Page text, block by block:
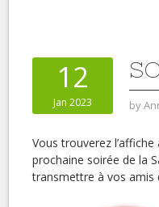
12
Jan 2023 by
Vous trouverez
prochaine soirée de la
transmettre à vos amis